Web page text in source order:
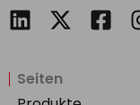
L
k
F
Seiten